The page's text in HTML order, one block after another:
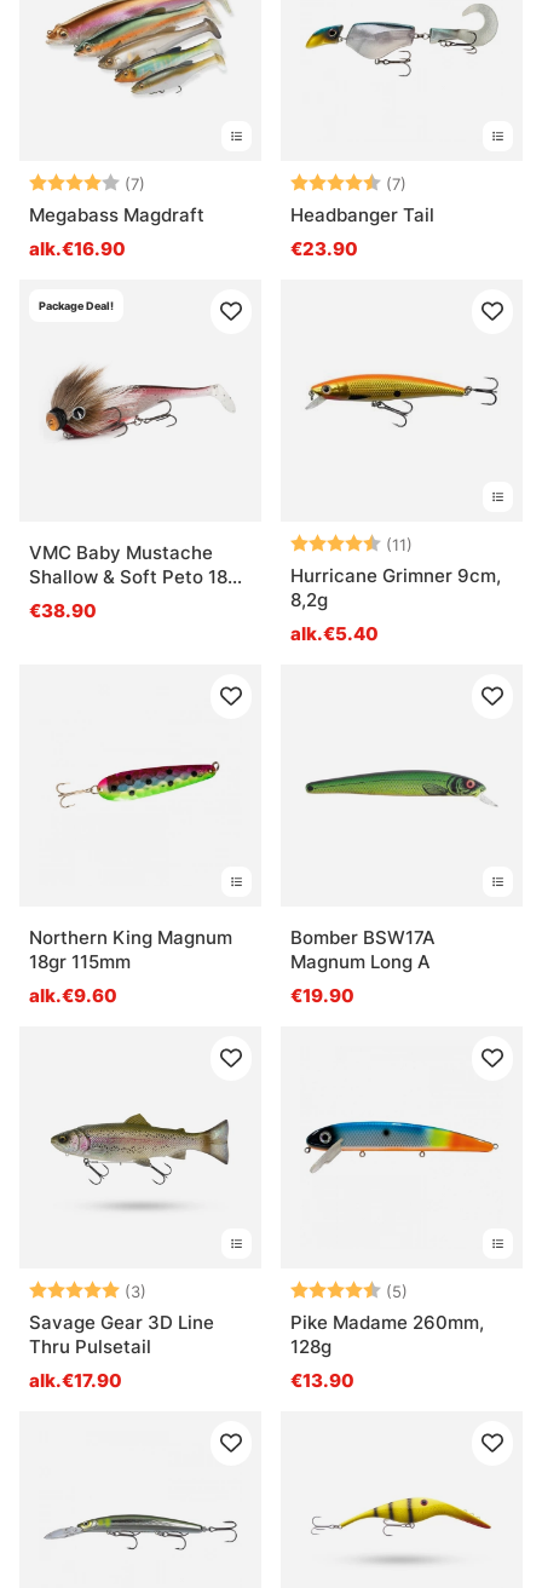
Arvio: (7)
4.0 5:sta tähdestä
Megabass Magdraft
alk.€16.90
Arvio: (7)
Headbanger Tail
€23.90
Package Deal!
VMC Baby Mustache
Shallow & Soft Peto 18
cm Bundle
€38.90
Arvio: (11)
Hurricane Grimner 9cm,
8,2g
alk.€5.40
Northern King Magnum
18gr 115mm
alk.€9.60
Bomber BSW17A
Magnum Long A
€19.90
Arvio: (3)
5.0 5:sta tähdestä
Savage Gear 3D Line
Thru Pulsetail
alk.€17.90
Arvio: (5)
Pike Madame 260mm,
128g
€13.90